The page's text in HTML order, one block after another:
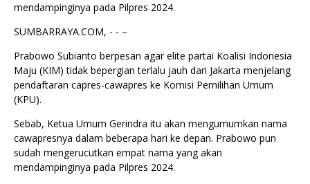
mendampinginya pada Pilpres 2024.
SUMBARRAYA.COM, - - –
Prabowo Subianto berpesan agar elite partai Koalisi Indonesia
Maju (KIM) tidak bepergian terlalu jauh dari Jakarta menjelang
pendaftaran capres-cawapres ke Komisi Pemilihan Umum
(KPU).
Sebab, Ketua Umum Gerindra itu akan mengumumkan nama
cawapresnya dalam beberapa hari ke depan. Prabowo pun
sudah mengerucutkan empat nama yang akan
mendampinginya pada Pilpres 2024.